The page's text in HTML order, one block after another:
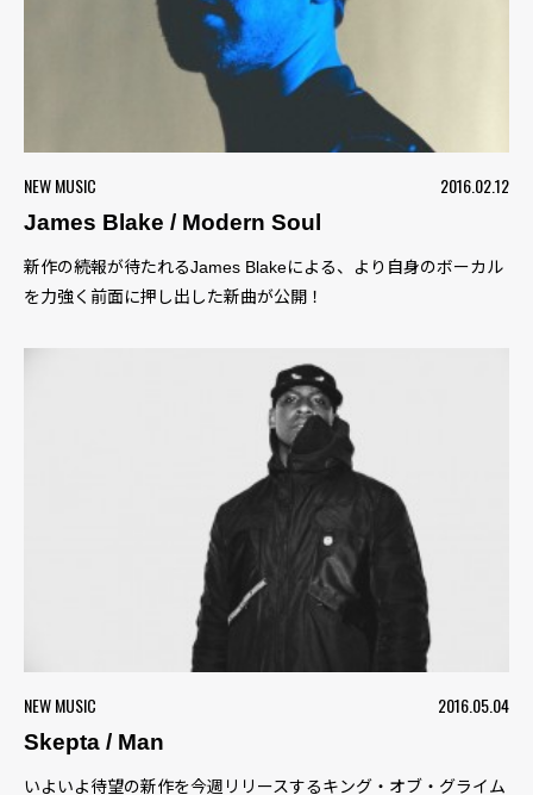
NEW MUSIC
2016.02.12
James Blake / Modern Soul
新作の続報が待たれるJames Blakeによる、より自身のボーカル
を力強く前面に押し出した新曲が公開！
NEW MUSIC
2016.05.04
Skepta / Man
いよいよ待望の新作を今週リリースするキング・オブ・グライム